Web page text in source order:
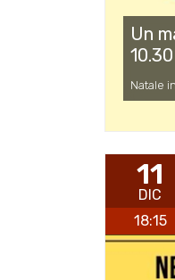
Un
10.30
Natale
11
DIC
18:15